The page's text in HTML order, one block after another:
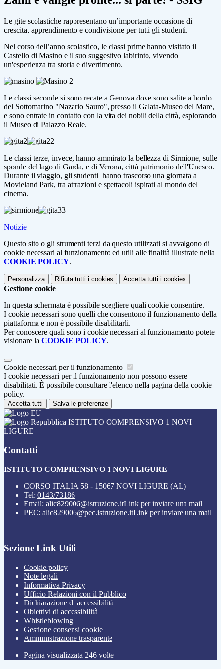
Le gite scolastiche rappresentano un’importante occasione di
crescita, apprendimento e condivisione per tutti gli studenti.
Nel corso dell’anno scolastico, le classi prime hanno visitato il
Castello di Masino e il suo suggestivo labirinto, vivendo
un'esperienza tra storia e divertimento.
Le classi seconde si sono recate a Genova dove sono salite a bordo
del Sottomarino "Nazario Sauro", presso il Galata-Museo del Mare,
e sono entrate in contatto con la vita dei nobili della città, esplorando
il Museo di Palazzo Reale.
Le classi terze, invece, hanno ammirato la bellezza di Sirmione, sulle
sponde del lago di Garda, e di Verona, città patrimonio dell'Unesco.
Durante il viaggio, gli studenti hanno trascorso una giornata a
Movieland Park, tra attrazioni e spettacoli ispirati al mondo del
cinema.
Notizie
Questo sito o gli strumenti terzi da questo utilizzati si avvalgono di
cookie necessari al funzionamento ed utili alle finalità illustrate nella
COOKIE POLICY.
Personalizza Rifiuta tutti i cookies Accetta tutti i cookies
Gestione cookie
In questa schermata è possibile scegliere quali cookie consentire.
I cookie necessari sono quelli che consentono il funzionamento della
piattaforma e non è possibile disabilitarli.
Per conoscere quali sono i cookie necessari al funzionamento potete
visionare la COOKIE POLICY.
Cookie necessari per il funzionamento
I cookie necessari per il funzionamento non possono essere
disabilitati. È possibile consultare l'elenco nella pagina della cookie
policy.
Accetta tutti Salva le preferenze
ISTITUTO COMPRENSIVO 1 NOVI
LIGURE
Contatti
ISTITUTO COMPRENSIVO 1 NOVI LIGURE
CORSO ITALIA 58 - 15067 NOVI LIGURE (AL)
Tel: 0143/73186
Email: alic829006@istruzione.itLink per inviare una mail
PEC: alic829006@pec.istruzione.itLink per inviare una mail
Sezione Link Utili
Cookie policy
Note legali
Informativa Privacy
Ufficio Relazioni con il Pubblico
Dichiarazione di accessibilità
Obiettivi di accessibilità
Whistleblowing
Gestione consensi cookie
Amministrazione trasparente
Pagina visualizzata 246 volte